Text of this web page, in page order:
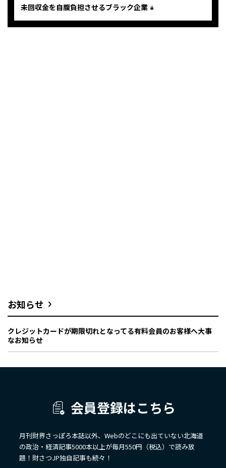
未回収金を自腹負担させるブラック企業
お知らせ
クレジットカードが期限切れとなってる有料会員のお客様へ大事
なお知らせ
会員登録はこちら
月刊財界さっぽろ本誌以外、Webのどこにも出ていない北海道
の政治・経済記事5000本以上が毎月550円（税込）で読み放
題！財さつJP独自記事も続々！